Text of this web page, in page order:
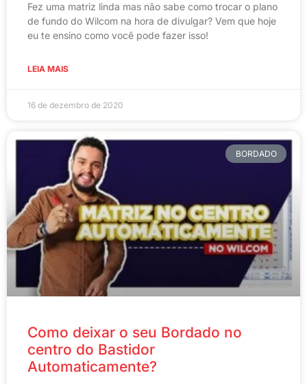
Fez uma matriz linda mas não sabe como trocar o plano
de fundo do Wilcom na hora de divulgar? Vem que hoje
eu te ensino como você pode fazer isso!
LEIA MAIS
16 de dezembro de 2020
BORDADO
Como deixar o seu Bordado no
centro do Bastidor
Automaticamente?